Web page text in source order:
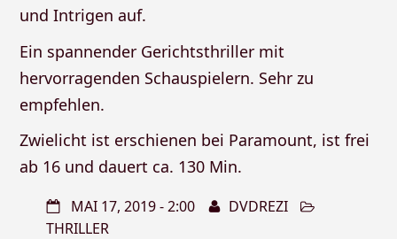
und Intrigen auf.
Ein spannender Gerichtsthriller mit
hervorragenden Schauspielern. Sehr zu
empfehlen.
Zwielicht ist erschienen bei Paramount, ist frei
ab 16 und dauert ca. 130 Min.
MAI 17, 2019 - 2:00
DVDREZI
THRILLER